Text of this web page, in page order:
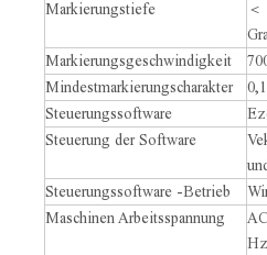
Markierungstiefe
Markierungsgeschwindigkeit
Mindestmarkierungscharakter
Steuerungssoftware
Steuerung der Software
Steuerungssoftware -Betrieb
Maschinen Arbeitsspannung